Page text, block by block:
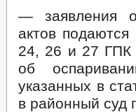
— заявления
актов подаются
24, 26 и 27 ГПК
об
указанных в
в районный суд